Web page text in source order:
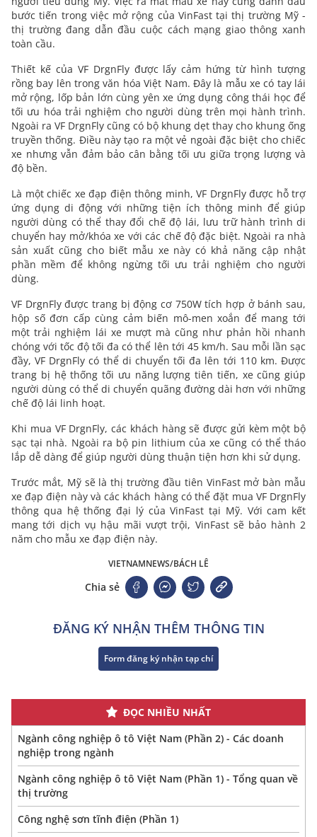
bước tiến trong việc mở rộng của VinFast tại thị trường Mỹ -
thị trường đang dẫn đầu cuộc cách mạng giao thông xanh
toàn cầu.
Thiết kế của VF DrgnFly được lấy cảm hứng từ hình tượng
rồng bay lên trong văn hóa Việt Nam. Đây là mẫu xe có tay lái
mở rộng, lốp bản lớn cùng yên xe ứng dụng công thái học để
tối ưu hóa trải nghiệm cho người dùng trên mọi hành trình.
Ngoài ra VF DrgnFly cũng có bộ khung dẹt thay cho khung ống
truyền thống. Điều này tạo ra một vẻ ngoài đặc biệt cho chiếc
xe nhưng vẫn đảm bảo cân bằng tối ưu giữa trọng lượng và
độ bền.
Là một chiếc xe đạp điện thông minh, VF DrgnFly được hỗ trợ
ứng dụng di động với những tiện ích thông minh để giúp
người dùng có thể thay đổi chế độ lái, lưu trữ hành trình di
chuyển hay mở/khóa xe với các chế độ đặc biệt. Ngoài ra nhà
sản xuất cũng cho biết mẫu xe này có khả năng cập nhật
phần mềm để không ngừng tối ưu trải nghiệm cho người
dùng.
VF DrgnFly được trang bị động cơ 750W tích hợp ở bánh sau,
hộp số đơn cấp cùng cảm biến mô-men xoắn để mang tới
một trải nghiệm lái xe mượt mà cũng như phản hồi nhanh
chóng với tốc độ tối đa có thể lên tới 45 km/h. Sau mỗi lần sạc
đầy, VF DrgnFly có thể di chuyển tối đa lên tới 110 km. Được
trang bị hệ thống tối ưu năng lượng tiên tiến, xe cũng giúp
người dùng có thể di chuyển quãng đường dài hơn với những
chế độ lái linh hoạt.
Khi mua VF DrgnFly, các khách hàng sẽ được gửi kèm một bộ
sạc tại nhà. Ngoài ra bộ pin lithium của xe cũng có thể tháo
lắp dễ dàng để giúp người dùng thuận tiện hơn khi sử dụng.
Trước mắt, Mỹ sẽ là thị trường đầu tiên VinFast mở bàn mẫu
xe đạp điện này và các khách hàng có thể đặt mua VF DrgnFly
thông qua hệ thống đại lý của VinFast tại Mỹ. Với cam kết
mang tới dịch vụ hậu mãi vượt trội, VinFast sẽ bảo hành 2
năm cho mẫu xe đạp điện này.
VIETNAMNEWS/BÁCH LÊ
Chia sẻ
ĐĂNG KÝ NHẬN THÊM THÔNG TIN
Form đăng ký nhận tạp chí
ĐỌC NHIỀU NHẤT
Ngành công nghiệp ô tô Việt Nam (Phần 2) - Các doanh
nghiệp trong ngành
Ngành công nghiệp ô tô Việt Nam (Phần 1) - Tổng quan về
thị trường
Công nghệ sơn tĩnh điện (Phần 1)